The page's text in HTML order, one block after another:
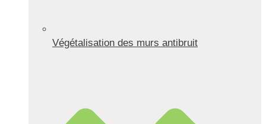
Végétalisation des murs antibruit